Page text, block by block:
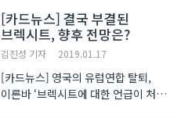
동안 기존 규제를 면제, 유예시켜주는
제도를 말하는데요. 규제 샌드박스가
시행된 첫 날에..
[카드뉴스] 결국 부결된
브렉시트, 향후 전망은?
김진성 기자 2019.01.17
[카드뉴스] 영국의 유럽연합 탈퇴,
이른바 ‘브렉시트에 대한 언급이 처음